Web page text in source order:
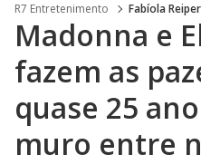
R7 Entretenimento Fabíola
Madonna e
fazem as
quase 25
muro entre